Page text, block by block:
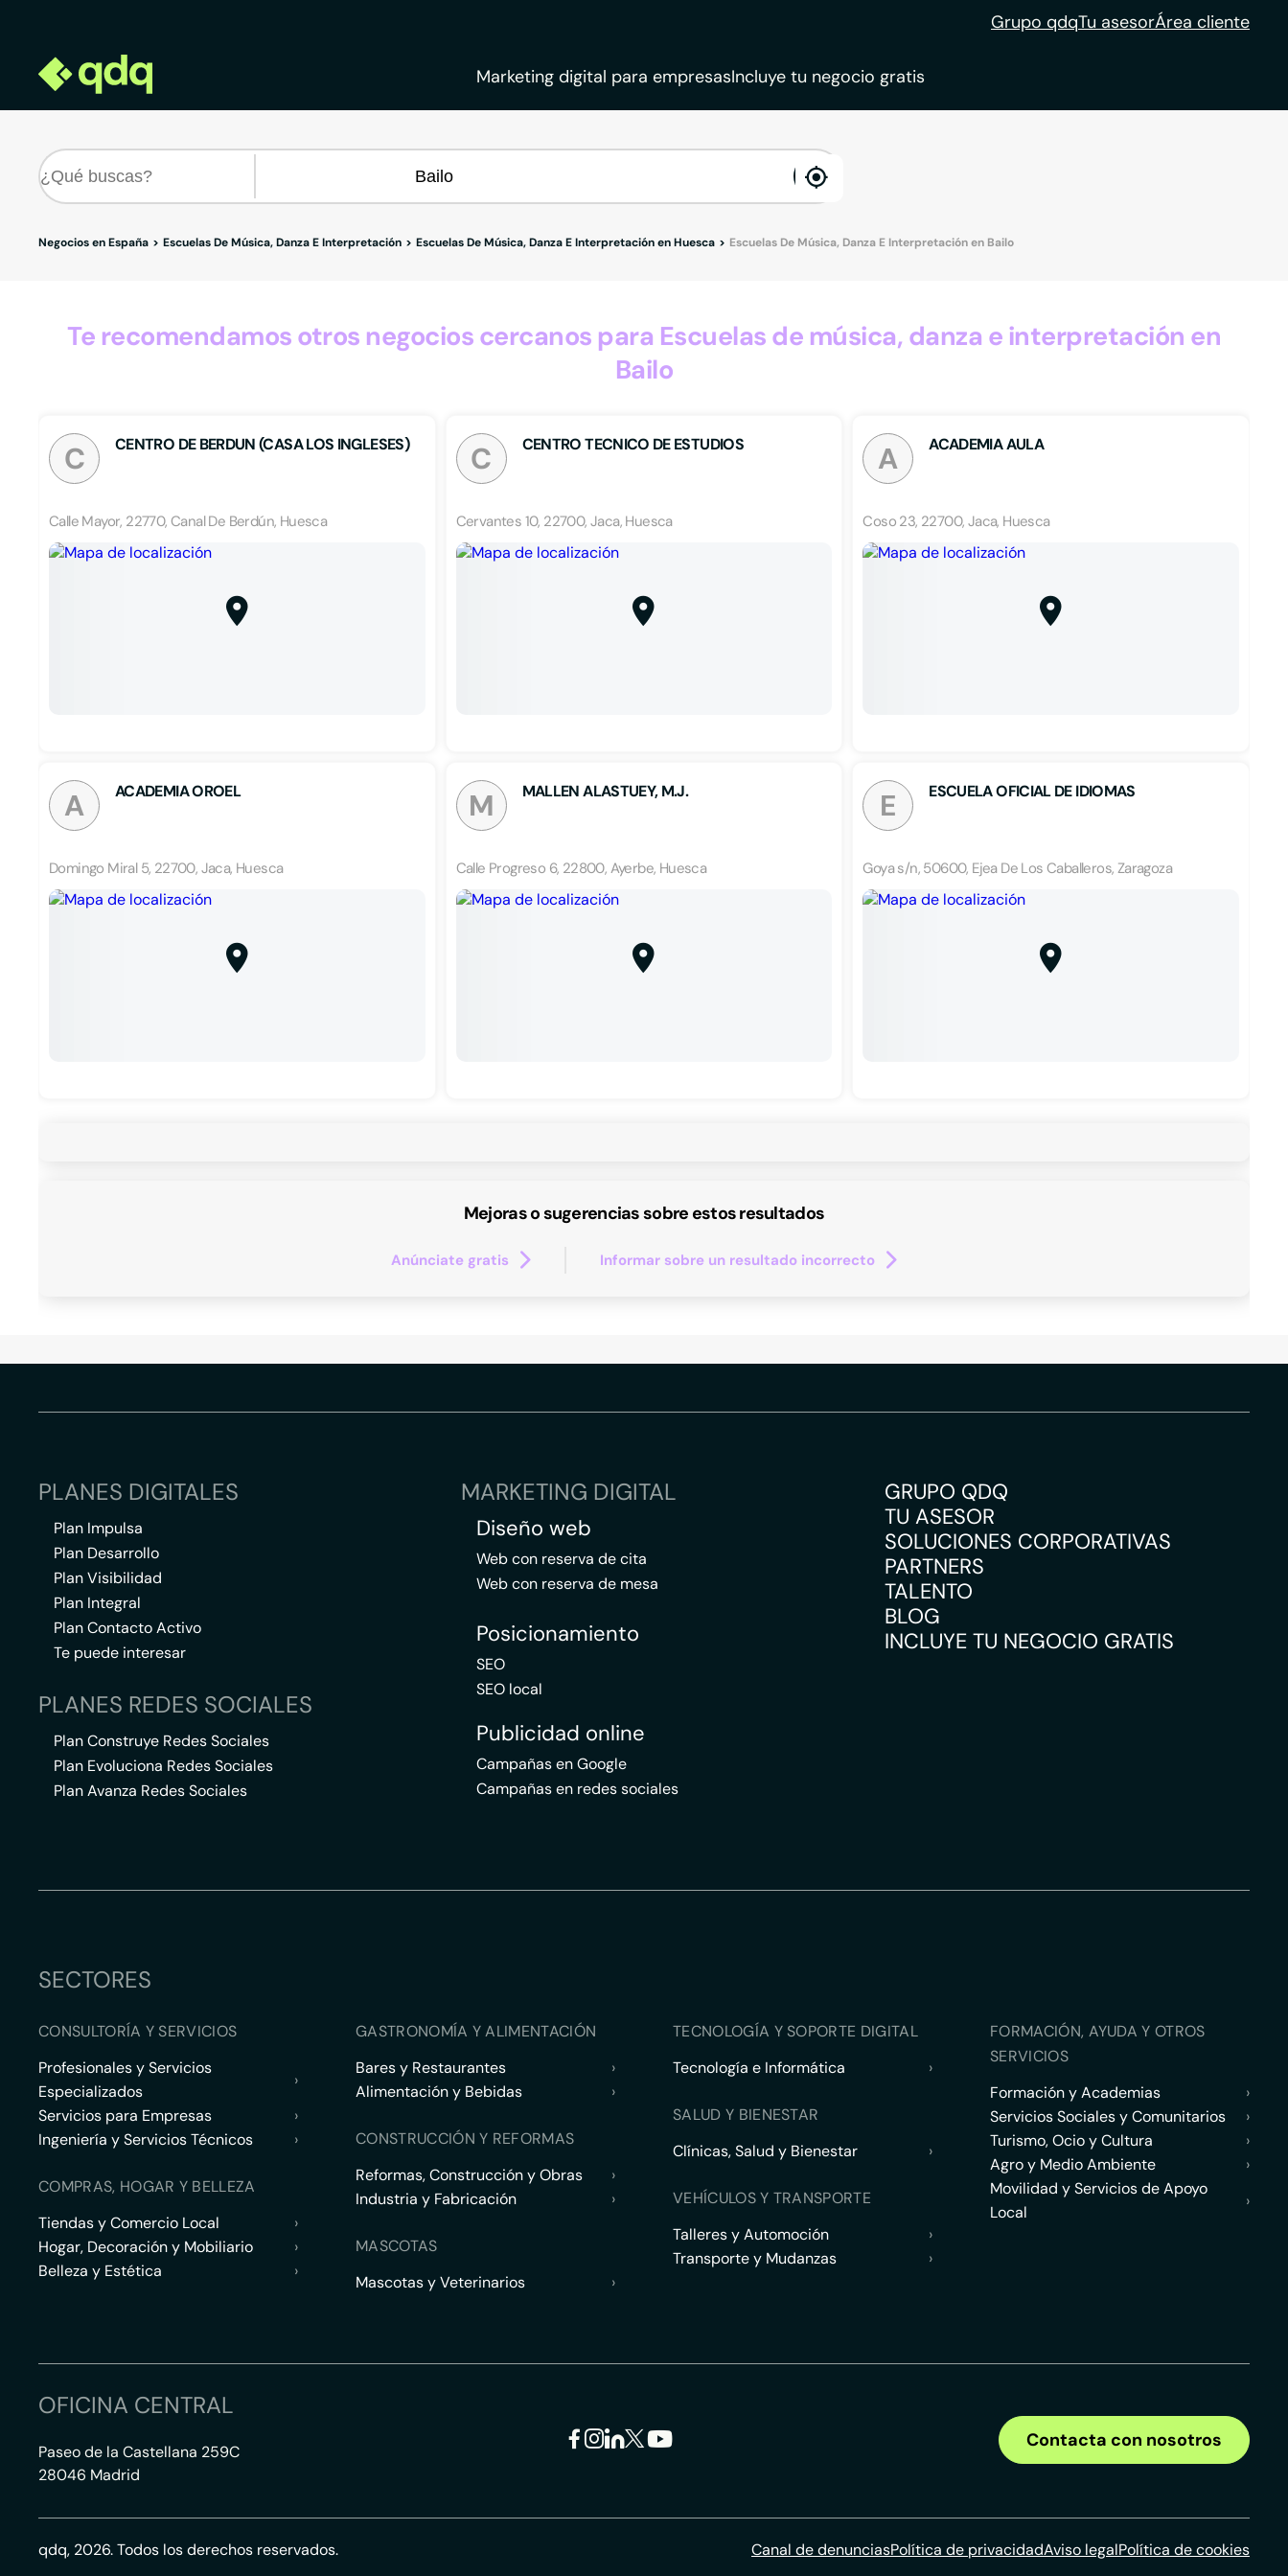
Grupo qdqTu asesorÁrea cliente
Marketing digital para empresasIncluye tu negocio gratis
enable
Negocios en España Escuelas De Música, Danza E Interpretación Escuelas De Música, Danza E Interpretación en Huesca Escuelas De Música, Danza E Interpretación en Bailo
Te recomendamos otros negocios cercanos para Escuelas de música, danza e interpretación en
Bailo
C CENTRO DE BERDUN (CASA LOS INGLESES)
Calle Mayor, 22770, Canal De Berdún, Huesca
C CENTRO TECNICO DE ESTUDIOS
Cervantes 10, 22700, Jaca, Huesca
A ACADEMIA AULA
Coso 23, 22700, Jaca, Huesca
A ACADEMIA OROEL
Domingo Miral 5, 22700, Jaca, Huesca
M MALLEN ALASTUEY, M.J.
Calle Progreso 6, 22800, Ayerbe, Huesca
E ESCUELA OFICIAL DE IDIOMAS
Goya s/n, 50600, Ejea De Los Caballeros, Zaragoza
Mejoras o sugerencias sobre estos resultados
Anúnciate gratis Informar sobre un resultado incorrecto
PLANES DIGITALES
Plan Impulsa
Plan Desarrollo
Plan Visibilidad
Plan Integral
Plan Contacto Activo
Te puede interesar
PLANES REDES SOCIALES
Plan Construye Redes Sociales
Plan Evoluciona Redes Sociales
Plan Avanza Redes Sociales
MARKETING DIGITAL
Diseño web
Web con reserva de cita
Web con reserva de mesa
Posicionamiento
SEO
SEO local
Publicidad online
Campañas en Google
Campañas en redes sociales
GRUPO QDQ
TU ASESOR
SOLUCIONES CORPORATIVAS
PARTNERS
TALENTO
BLOG
INCLUYE TU NEGOCIO GRATIS
SECTORES
CONSULTORÍA Y SERVICIOS
Profesionales y Servicios
Especializados
›
Servicios para Empresas
›
Ingeniería y Servicios Técnicos
›
COMPRAS, HOGAR Y BELLEZA
Tiendas y Comercio Local
›
Hogar, Decoración y Mobiliario
›
Belleza y Estética
›
GASTRONOMÍA Y ALIMENTACIÓN
Bares y Restaurantes
›
Alimentación y Bebidas
›
CONSTRUCCIÓN Y REFORMAS
Reformas, Construcción y Obras
›
Industria y Fabricación
›
MASCOTAS
Mascotas y Veterinarios
›
TECNOLOGÍA Y SOPORTE DIGITAL
Tecnología e Informática
›
SALUD Y BIENESTAR
Clínicas, Salud y Bienestar
›
VEHÍCULOS Y TRANSPORTE
Talleres y Automoción
›
Transporte y Mudanzas
›
FORMACIÓN, AYUDA Y OTROS
SERVICIOS
Formación y Academias
›
Servicios Sociales y Comunitarios
›
Turismo, Ocio y Cultura
›
Agro y Medio Ambiente
›
Movilidad y Servicios de Apoyo
Local
›
OFICINA CENTRAL
Paseo de la Castellana 259C
28046 Madrid
Contacta con nosotros
Canal de denunciasPolítica de privacidadAviso legalPolítica de cookies
qdq, 2026. Todos los derechos reservados.